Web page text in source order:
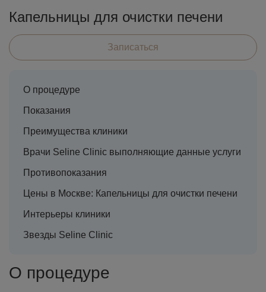
Капельницы для очистки печени
Записаться
О процедуре
Показания
Преимущества клиники
Врачи Seline Clinic выполняющие данные услуги
Противопоказания
Цены в Москве: Капельницы для очистки печени
Интерьеры клиники
Звезды Seline Clinic
О процедуре